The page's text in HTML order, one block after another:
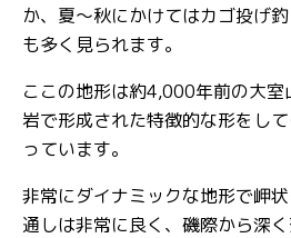
か、夏～秋にかけてはカゴ投げ
も多く見られます。
ここの地形は約4,000年前の大
岩で形成された特徴的な形をし
っています。
非常にダイナミックな地形で岬
通しは非常に良く、磯際から深